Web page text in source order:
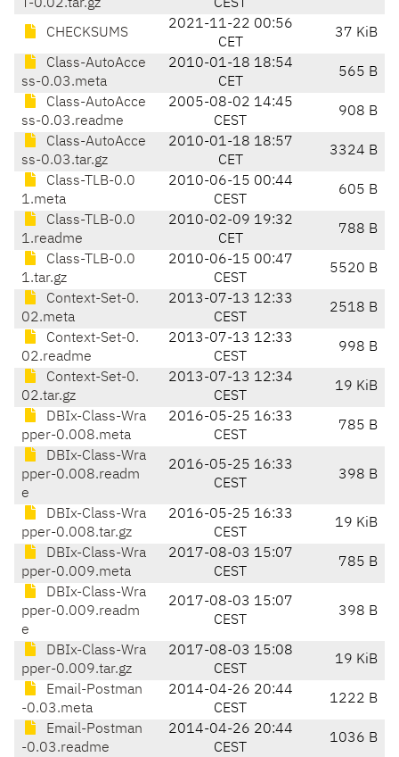
T-0.02.tar.gz CEST
CHECKSUMS
2021-11-22 00:56
CET
37 KiB
Class-AutoAcce
ss-0.03.meta
2010-01-18 18:54
CET
565 B
Class-AutoAcce
ss-0.03.readme
2005-08-02 14:45
CEST
908 B
Class-AutoAcce
ss-0.03.tar.gz
2010-01-18 18:57
CET
3324 B
Class-TLB-0.0
1.meta
2010-06-15 00:44
CEST
605 B
Class-TLB-0.0
1.readme
2010-02-09 19:32
CET
788 B
Class-TLB-0.0
1.tar.gz
2010-06-15 00:47
CEST
5520 B
Context-Set-0.
02.meta
2013-07-13 12:33
CEST
2518 B
Context-Set-0.
02.readme
2013-07-13 12:33
CEST
998 B
Context-Set-0.
02.tar.gz
2013-07-13 12:34
CEST
19 KiB
DBIx-Class-Wra
pper-0.008.meta
2016-05-25 16:33
CEST
785 B
DBIx-Class-Wra
pper-0.008.readm
e
2016-05-25 16:33
CEST
398 B
DBIx-Class-Wra
pper-0.008.tar.gz
2016-05-25 16:33
CEST
19 KiB
DBIx-Class-Wra
pper-0.009.meta
2017-08-03 15:07
CEST
785 B
DBIx-Class-Wra
pper-0.009.readm
e
2017-08-03 15:07
CEST
398 B
DBIx-Class-Wra
pper-0.009.tar.gz
2017-08-03 15:08
CEST
19 KiB
Email-Postman
-0.03.meta
2014-04-26 20:44
CEST
1222 B
Email-Postman
-0.03.readme
2014-04-26 20:44
CEST
1036 B